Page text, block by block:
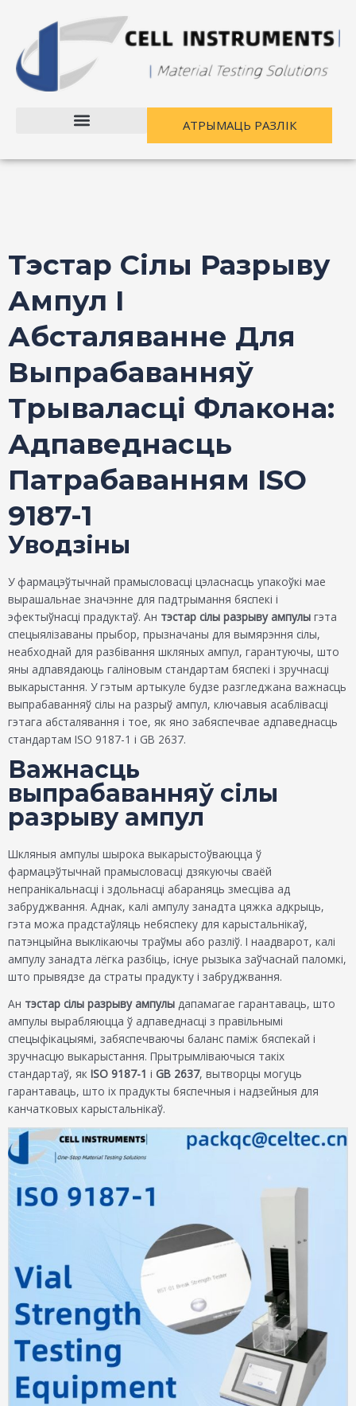
зместу
АТРЫМАЦЬ РАЗЛІК
Тэстар Сілы Разрыву
Ампул І
Абсталяванне Для
Выпрабаванняў
Трываласці Флакона:
Адпаведнасць
Патрабаванням ISO
9187-1
Уводзіны
У фармацэўтычнай прамысловасці цэласнасць упакоўкі мае
вырашальнае значэнне для падтрымання бяспекі і
эфектыўнасці прадуктаў. Ан тэстар сілы разрыву ампулы гэта
спецыялізаваны прыбор, прызначаны для вымярэння сілы,
неабходнай для разбівання шкляных ампул, гарантуючы, што
яны адпавядаюць галіновым стандартам бяспекі і зручнасці
выкарыстання. У гэтым артыкуле будзе разгледжана важнасць
выпрабаванняў сілы на разрыў ампул, ключавыя асаблівасці
гэтага абсталявання і тое, як яно забяспечвае адпаведнасць
стандартам ISO 9187-1 і GB 2637.
Важнасць
выпрабаванняў сілы
разрыву ампул
Шкляныя ампулы шырока выкарыстоўваюцца ў
фармацэўтычнай прамысловасці дзякуючы сваёй
непранікальнасці і здольнасці абараняць змесціва ад
забруджвання. Аднак, калі ампулу занадта цяжка адкрыць,
гэта можа прадстаўляць небяспеку для карыстальнікаў,
патэнцыйна выклікаючы траўмы або разліў. І наадварот, калі
ампулу занадта лёгка разбіць, існуе рызыка заўчаснай паломкі,
што прывядзе да страты прадукту і забруджвання.
Ан тэстар сілы разрыву ампулы дапамагае гарантаваць, што
ампулы вырабляюцца ў адпаведнасці з правільнымі
спецыфікацыямі, забяспечваючы баланс паміж бяспекай і
зручнасцю выкарыстання. Прытрымліваючыся такіх
стандартаў, як ISO 9187-1 і GB 2637, вытворцы могуць
гарантаваць, што іх прадукты бяспечныя і надзейныя для
канчатковых карыстальнікаў.
паведамленняў